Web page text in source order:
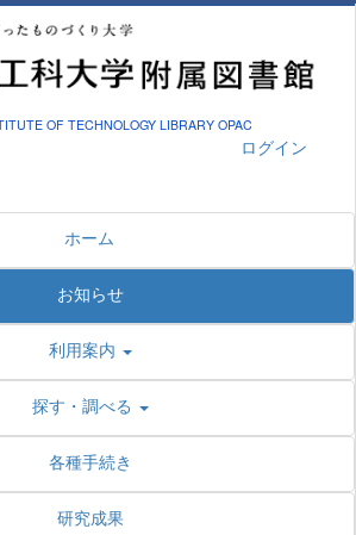
OF TECHNOLOGY LIBRARY OPAC
ログイン
ホーム
お知らせ
利用案内
探す・調べる
各種手続き
研究成果